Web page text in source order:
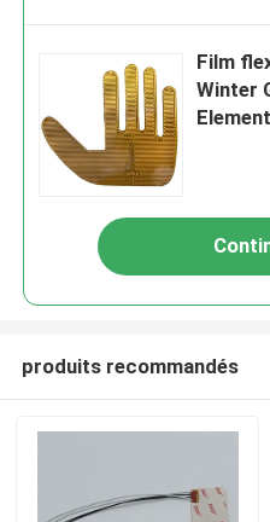
Film
Winter
produits recommandés